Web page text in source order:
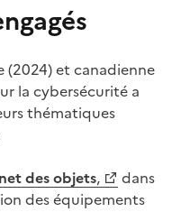
(2024) et canadienne
la cybersécurité a
thématiques
des objets,
dans
des équipements